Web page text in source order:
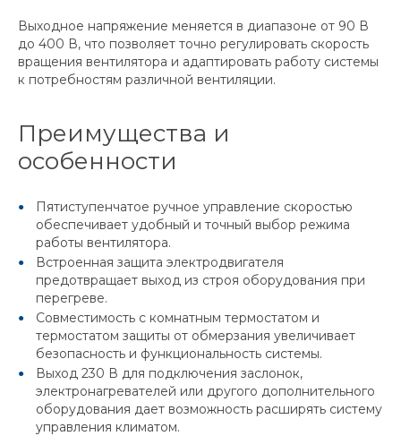
Выходное напряжение меняется в диапазоне от 90 В
до 400 В, что позволяет точно регулировать скорость
вращения вентилятора и адаптировать работу системы
к потребностям различной вентиляции.
Преимущества и
особенности
Пятиступенчатое ручное управление скоростью
обеспечивает удобный и точный выбор режима
работы вентилятора.
Встроенная защита электродвигателя
предотвращает выход из строя оборудования при
перегреве.
Совместимость с комнатным термостатом и
термостатом защиты от обмерзания увеличивает
безопасность и функциональность системы.
Выход 230 В для подключения заслонок,
электронагревателей или другого дополнительного
оборудования дает возможность расширять систему
управления климатом.